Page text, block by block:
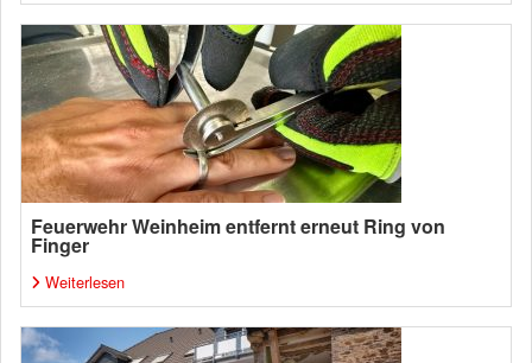
Feuerwehr Weinheim entfernt erneut Ring von
Finger
Weiterlesen